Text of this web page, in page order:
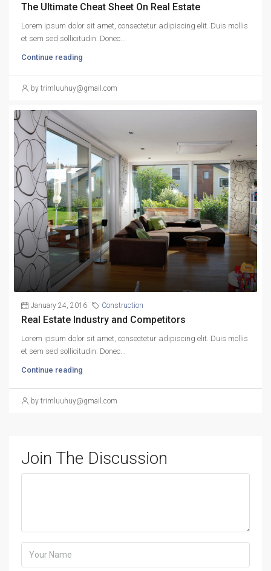
The Ultimate Cheat Sheet On Real Estate
Lorem ipsum dolor sit amet, consectetur adipiscing elit. Duis mollis
et sem sed sollicitudin. Donec...
Continue reading
by trimluuhuy@gmail.com
January 24, 2016 Construction
Real Estate Industry and Competitors
Lorem ipsum dolor sit amet, consectetur adipiscing elit. Duis mollis
et sem sed sollicitudin. Donec...
Continue reading
by trimluuhuy@gmail.com
Join The Discussion